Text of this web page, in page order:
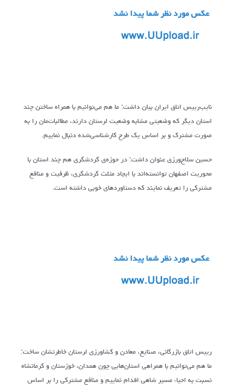
نایب‌رییس اتاق ایران بیان داشت: ما هم می‌توانیم با همراه ساختن چند
استان دیگر که وضعیتی مشابه وضعیت لرستان دارند، مطالبات‌مان را به
صورت مشترک و بر اساس یک طرح کارشناسی‌شده دنبال نماییم.
حسین سلاح‌ورزی عنوان داشت: در حوزه‌ی گردشگری هم چند استان با
محوریت اصفهان توانسته‌اند با ایجاد مثلث گردشگری، ظرفیت و منافع
مشترکی را تعریف نمایند که دستاوردهای خوبی داشته است.
رییس اتاق بازرگانی، صنایع، معادن و کشاورزی لرستان خاطرنشان ساخت:
ما هم می‌توانیم با همراهی استان‌هایی چون همدان، خوزستان و کرمانشاه
نسبت به احیاء مسیر شاهی اقدام نماییم و منافع مشترکی را بر اساس